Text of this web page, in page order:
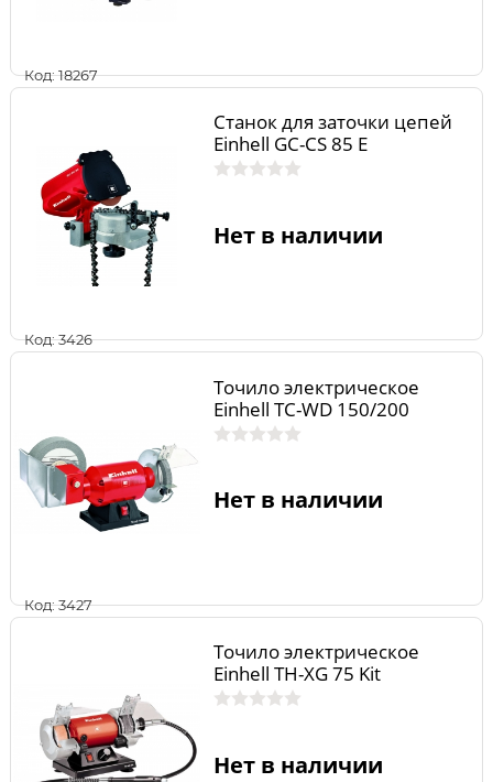
Код: 18267
Код: 3426
Станок для заточки цепей
Einhell GС-CS 85 E
Нет в наличии
Код: 3427
Точило электрическое
Einhell TC-WD 150/200
Нет в наличии
Точило электрическое
Einhell TH-XG 75 Kit
Нет в наличии